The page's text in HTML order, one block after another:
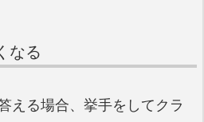
なる
える場合、挙手をしてクラ